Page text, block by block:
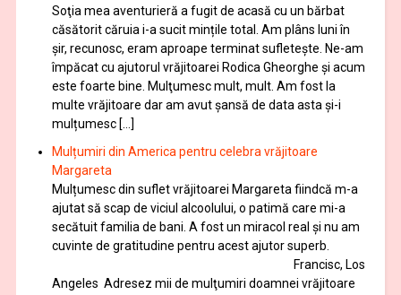
Soţia mea aventurieră a fugit de acasă cu un bărbat
căsătorit căruia i-a sucit mințile total. Am plâns luni în
șir, recunosc, eram aproape terminat sufletește. Ne-am
împăcat cu ajutorul vrăjitoarei Rodica Gheorghe şi acum
este foarte bine. Mulţumesc mult, mult. Am fost la
multe vrăjitoare dar am avut șansă de data asta și-i
mulțumesc […]
Mulțumiri din America pentru celebra vrăjitoare
Margareta
Mulțumesc din suflet vrăjitoarei Margareta fiindcă m-a
ajutat să scap de viciul alcoolului, o patimă care mi-a
secătuit familia de bani. A fost un miracol real și nu am
cuvinte de gratitudine pentru acest ajutor superb.
Francisc, Los
Angeles Adresez mii de mulţumiri doamnei vrăjitoare